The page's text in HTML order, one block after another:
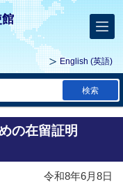
English (英語)
検索
の在留証明
令和8年6月8日